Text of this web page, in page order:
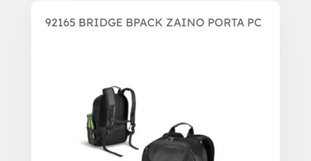
92165 BRIDGE BPACK ZAINO PORTA PC